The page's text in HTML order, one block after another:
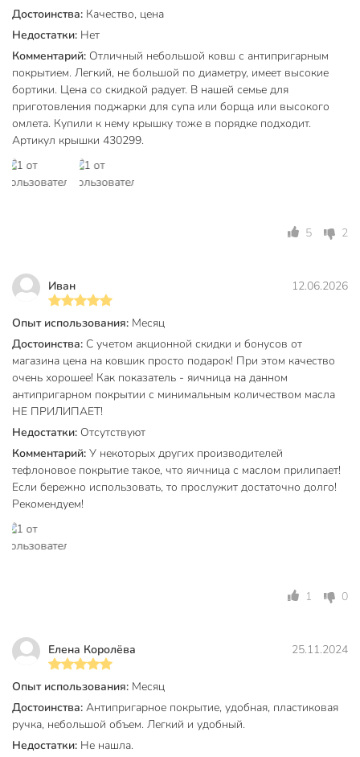
Для молочных блюд и соусов подойдут ковши с
антипригарным покрытием: у HouseLoft объем 1 л,
предотвращает пригорание и облегчает мытье.
Можно ли мыть ковш в посудомоечной машине?
Да, ковш HouseLoft подходит для посудомоечной машины
— это экономит ваше время и сохраняет внешний вид
покрытия.
На каких плитах можно использовать ковш HouseLoft
Ковш совместим с газовыми, электрическими и
не подходит.
Дополнительная информация:
плитам, кроме индукционных.
высота ковша: 8 см.
диаметр дна: 12 см.
диаметр верха: 16 см.
Техническая информация
Диаметр, см
16 см
Толщина дна, мм
Толщина стенок, мм
HouseLoft
Коллекция
Материал корпуса
алюминий
Антипригарное покрытие
Достоинства: Качество, цена
Недостатки: Нет
Комментарий: Отличный небольшой ковш с антипригарным
покрытием. Легкий, не большой по диаметру, имеет высокие
бортики. Цена со скидкой радует. В нашей семье для
приготовления поджарки для супа или борща или высокого
омлета. Купили к нему крышку тоже в порядке подходит.
Артикул крышки 430299.
5 2
Иван 12.06.2026
Опыт использования: Месяц
Достоинства: С учетом акционной скидки и бонусов от
магазина цена на ковшик просто подарок! При этом качество
очень хорошее! Как показатель - яичница на данном
антипригарном покрытии с минимальным количеством масла
НЕ ПРИЛИПАЕТ!
Недостатки: Отсутствуют
Комментарий: У некоторых других производителей
тефлоновое покрытие такое, что яичница с маслом прилипает!
Если бережно использовать, то прослужит достаточно долго!
Рекомендуем!
1 0
Елена Королёва 25.11.2024
Опыт использования: Месяц
Достоинства: Антипригарное покрытие, удобная, пластиковая
ручка, небольшой объем. Легкий и удобный.
Недостатки: Не нашла.